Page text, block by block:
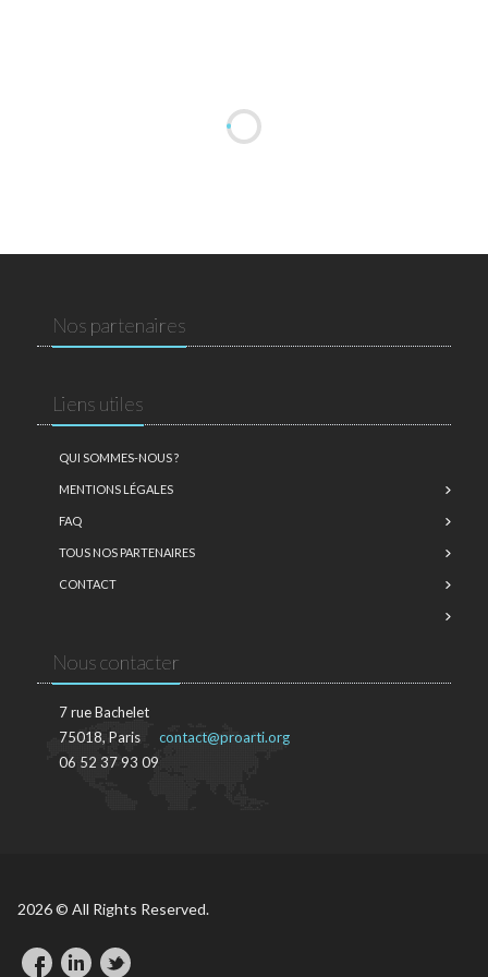
Nos partenaires
Liens utiles
QUI SOMMES-NOUS ?
MENTIONS LÉGALES
FAQ
TOUS NOS PARTENAIRES
CONTACT
Nous contacter
7 rue Bachelet
75018, Paris
06 52 37 93 09
contact@proarti.org
2026 © All Rights Reserved.